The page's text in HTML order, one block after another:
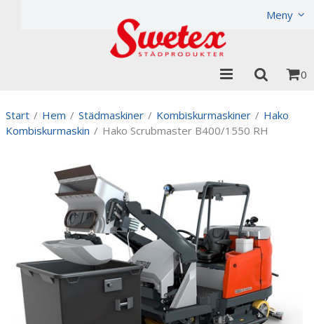
Meny
0
Start / Hem / Städmaskiner / Kombiskurmaskiner / Hako
Kombiskurmaskin / Hako Scrubmaster B400/1550 RH